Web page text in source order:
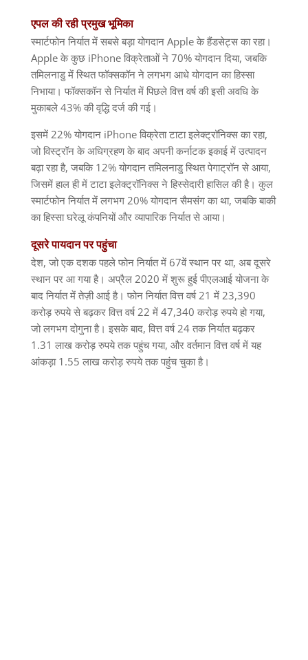
एपलकीरहीप्रमुखभूमिका
स्मार्टफोन निर्यात में सबसे बड़ा योगदानApple के हैंडसेट्स का रहा।
Apple के कुछiPhone विक्रेताओं ने70% योगदान दिया, जबकि
तमिलनाडु में स्थित फॉक्सकॉन ने लगभग आधे योगदान का हिस्सा
निभाया। फॉक्सकॉन से निर्यात में पिछले वित्त वर्ष की इसी अवधि के
मुकाबले43% की वृद्धि दर्ज की गई।
इसमें22% योगदानiPhone विक्रेता टाटा इलेक्ट्रॉनिक्स का रहा,
जो विस्ट्रॉन के अधिग्रहण के बाद अपनी कर्नाटक इकाई में उत्पादन
बढ़ा रहा है, जबकि12% योगदान तमिलनाडु स्थित पेगाट्रॉन से आया,
जिसमें हाल ही में टाटा इलेक्ट्रॉनिक्स ने हिस्सेदारी हासिल की है। कुल
स्मार्टफोन निर्यात में लगभग20% योगदान सैमसंग का था, जबकि बाकी
का हिस्सा घरेलू कंपनियों और व्यापारिक निर्यात से आया।
दूसरेपायदानपरपहुंचा
देश, जो एक दशक पहले फोन निर्यात में67वें स्थान पर था, अब दूसरे
स्थान पर आ गया है। अप्रैल2020 में शुरू हुई पीएलआई योजना के
बाद निर्यात में तेज़ी आई है। फोन निर्यात वित्त वर्ष21 में23,390
करोड़ रुपये से बढ़कर वित्त वर्ष22 में47,340 करोड़ रुपये हो गया,
जो लगभग दोगुना है। इसके बाद, वित्त वर्ष24 तक निर्यात बढ़कर
1.31 लाख करोड़ रुपये तक पहुंच गया, और वर्तमान वित्त वर्ष में यह
आंकड़ा1.55 लाख करोड़ रुपये तक पहुंच चुका है।